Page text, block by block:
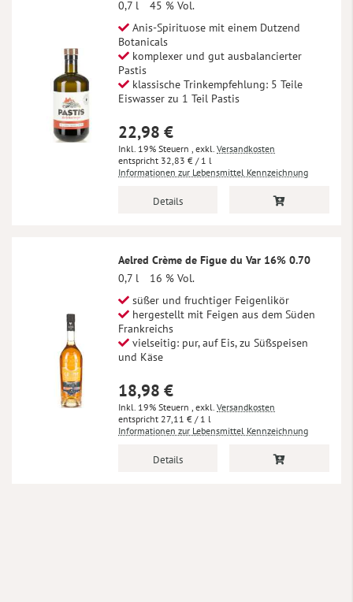
0,7 l
45 % Vol.
Anis-Spirituose mit einem Dutzend
Botanicals
komplexer und gut ausbalancierter
Pastis
klassische Trinkempfehlung: 5 Teile
Eiswasser zu 1 Teil Pastis
22,98 €
Inkl. 19% Steuern , exkl. Versandkosten
32,83 € / 1 l
Informationen zur Lebensmittel Kennzeichnung
Details
Aelred Crème de Figue du Var 16% 0.70
0,7 l
16 % Vol.
süßer und fruchtiger Feigenlikör
hergestellt mit Feigen aus dem Süden
Frankreichs
vielseitig: pur, auf Eis, zu Süßspeisen
und Käse
18,98 €
Inkl. 19% Steuern , exkl. Versandkosten
27,11 € / 1 l
Informationen zur Lebensmittel Kennzeichnung
Details